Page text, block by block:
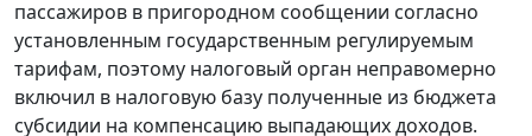
пассажиров в пригородном сообщении согласно
установленным государственным регулируемым
тарифам, поэтому налоговый орган неправомерно
включил в налоговую базу полученные из бюджета
субсидии на компенсацию выпадающих доходов.